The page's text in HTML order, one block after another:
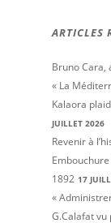
ARTICLES
Bruno Cara,
« La
Kalaora
JUILLET 2026
Revenir à
1892 17
«
G.Calafat vu